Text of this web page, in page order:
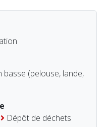
basse (pelouse, lande,
Dépôt de déchets